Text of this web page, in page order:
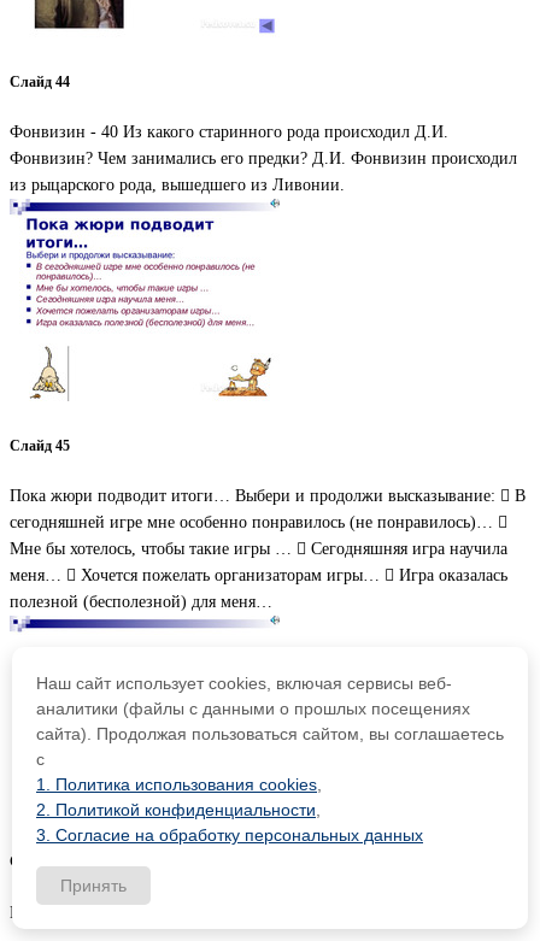
Слайд 44
Фонвизин - 40 Из какого старинного рода происходил Д.И.
Фонвизин? Чем занимались его предки? Д.И. Фонвизин происходил
из рыцарского рода, вышедшего из Ливонии.
Слайд 45
Пока жюри подводит итоги… Выбери и продолжи высказывание:  В
сегодняшней игре мне особенно понравилось (не понравилось)… 
Мне бы хотелось, чтобы такие игры …  Сегодняшняя игра научила
меня…  Хочется пожелать организаторам игры…  Игра оказалась
полезной (бесполезной) для меня…
Слайд 46
Поздравляем победителей! Всем спасибо за игру!
Наш сайт использует cookies, включая сервисы веб-
аналитики (файлы с данными о прошлых посещениях
сайта). Продолжая пользоваться сайтом, вы соглашаетесь
с
1. Политика использования cookies
2. Политикой конфиденциальности
3. Согласие на обработку персональных данных
Принять